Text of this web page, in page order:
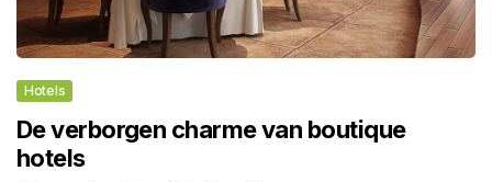
Hotels
De verborgen charme van boutique
hotels